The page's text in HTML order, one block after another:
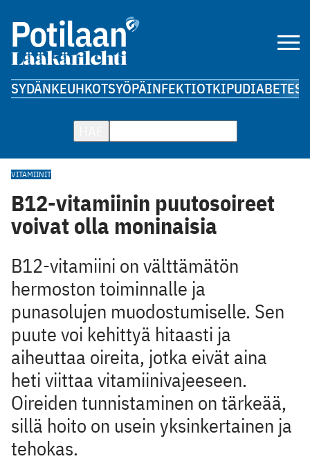
SYDÄNKEUHKOTSYÖPÄINFEKTIOTKIPUDIABETES
VITAMIINIT
B12-vitamiinin puutosoireet
voivat olla moninaisia
B12-vitamiini on välttämätön
hermoston toiminnalle ja
punasolujen muodostumiselle. Sen
puute voi kehittyä hitaasti ja
aiheuttaa oireita, jotka eivät aina
heti viittaa vitamiinivajeeseen.
Oireiden tunnistaminen on tärkeää,
sillä hoito on usein yksinkertainen ja
tehokas.